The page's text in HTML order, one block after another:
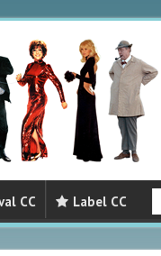
CC Label CC